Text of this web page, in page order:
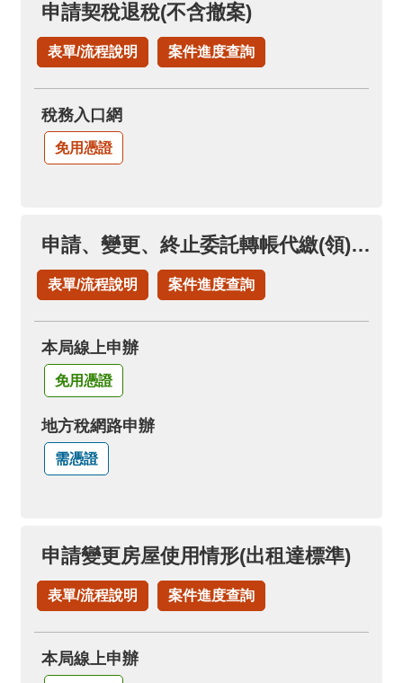
申請契稅退稅(不含撤案)
表單/流程說明 案件進度查詢
稅務入口網
免用憑證
申請、變更、終止委託轉帳代繳(領)各項稅款(限本人帳戶)
表單/流程說明 案件進度查詢
本局線上申辦
免用憑證
地方稅網路申辦
需憑證
申請變更房屋使用情形(出租達標準)
表單/流程說明 案件進度查詢
本局線上申辦